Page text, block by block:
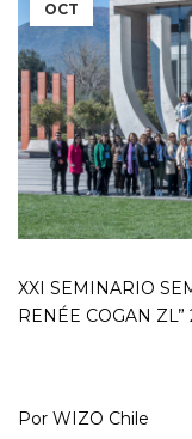
OCT
XXI SEMINARIO
RENÉE COGAN ZL”
Por WIZO Chile